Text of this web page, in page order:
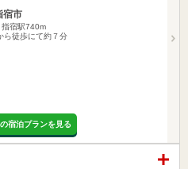
宿市
指宿駅740m
ら徒歩にて約７分
宿泊プランを見る